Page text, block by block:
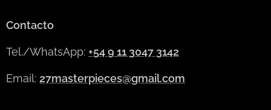
Contacto
Tel./WhatsApp: +54 9 11 3047 3142
Email: 27masterpieces@gmail.com